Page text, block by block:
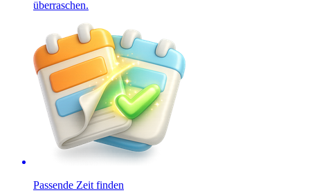
überraschen.
Passende Zeit finden